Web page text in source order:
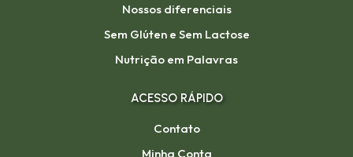
Nossos diferenciais
Sem Glúten e Sem Lactose
Nutrição em Palavras
ACESSO RÁPIDO
Contato
Minha Conta